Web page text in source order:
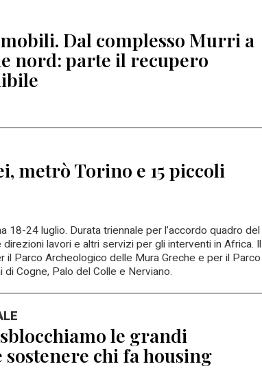
Dal complesso Murri a
nord: parte il recupero
metrò Torino e 15 piccoli
24 luglio. Durata triennale per l’accordo quadro del
lavori e altri servizi per gli interventi in Africa. Il
Parco Archeologico delle Mura Greche e per il Parco
Cogne, Palo del Colle e Nerviano.
le grandi
chi fa housing